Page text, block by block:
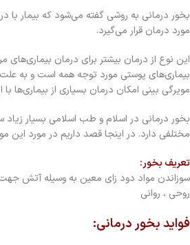
بخور درمانی به روشی گفته می‌شود که بیمار با
مورد درمان قرار می‌گیرد.
این نوع از درمان بیشتر برای درمان بیماری‌های
بیماری‌های پوستی مورد توجه همه است و به
مویرگی بینی امکان درمان بسیاری از بیماری‌ها
بخور درمانی در اسلام و طب اسلامی بسیار
مختلفی دارد. در اینجا قصد داریم در مورد
تعریف بخور:
سوزاندن مواد دود زای معین به وسیله آتش
روحی ، روانی
فواید بخور درمانی: